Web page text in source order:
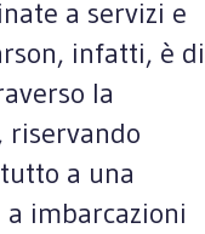
a servizi e
infatti, è di
la
riservando
a una
imbarcazioni